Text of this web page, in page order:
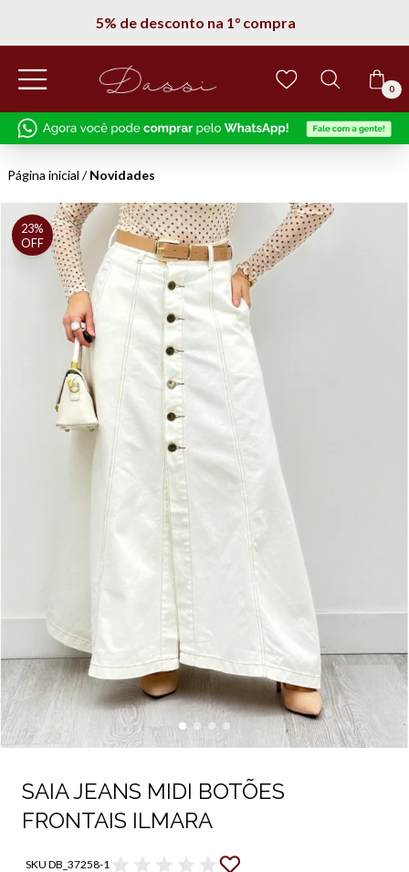
5% de desconto na 1° compra
0
Página inicial /Novidades
SAIA JEANS MIDI BOTÕES
FRONTAIS ILMARA
SKU DB_37258-1
23%
OFF